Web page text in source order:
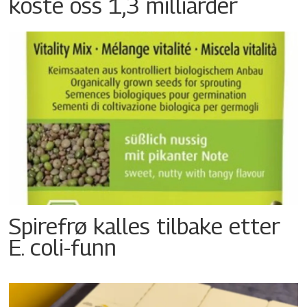
koste oss 1,3 milliarder
Spirefrø kalles tilbake etter
E. coli-funn